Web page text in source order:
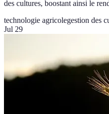
des cultures, boostant ainsi le
technologie agricolegestion des
Jul 29